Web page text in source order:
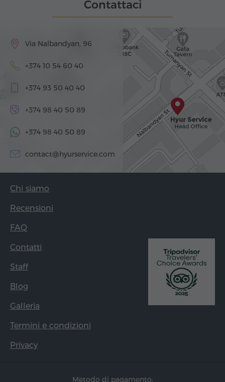
Contattaci
Via Nalbandyan, 96
+374 10 54 60 40
+374 93 50 40 40
+374 98 40 50 89
+374 98 40 50 89
contact@hyurservice.com
Chi siamo
Recensioni
FAQ
Contatti
Staff
Blog
Galleria
Termini e condizioni
Privacy
Metodo di pagamento: